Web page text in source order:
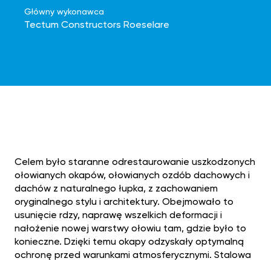
Główny wykonawca
Tectum Constructors Roeselare
Celem było staranne odrestaurowanie uszkodzonych
ołowianych okapów, ołowianych ozdób dachowych i
dachów z naturalnego łupka, z zachowaniem
oryginalnego stylu i architektury. Obejmowało to
usunięcie rdzy, naprawę wszelkich deformacji i
nałożenie nowej warstwy ołowiu tam, gdzie było to
konieczne. Dzięki temu okapy odzyskały optymalną
ochronę przed warunkami atmosferycznymi. Stalowa